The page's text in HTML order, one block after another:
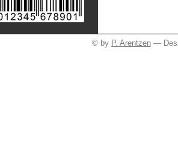
© by P. Arentzen—